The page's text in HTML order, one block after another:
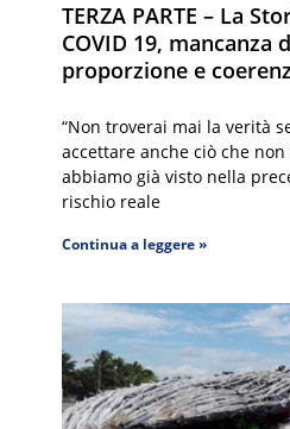
TERZA PARTE – La
COVID 19, mancanza
proporzione e
“Non troverai mai la verità
accettare anche ciò che
abbiamo già visto nella
rischio reale
Continua a leggere »